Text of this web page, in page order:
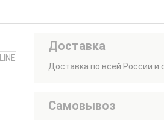
Доставка
Доставка по всей России и
Самовывоз